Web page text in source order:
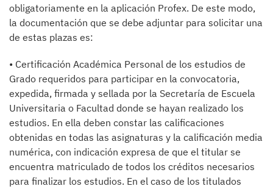
obligatoriamente en la aplicación Profex. De este modo,
la documentación que se debe adjuntar para solicitar una
de estas plazas es:
• Certificación Académica Personal de los estudios de
Grado requeridos para participar en la convocatoria,
expedida, firmada y sellada por la Secretaría de Escuela
Universitaria o Facultad donde se hayan realizado los
estudios. En ella deben constar las calificaciones
obtenidas en todas las asignaturas y la calificación media
numérica, con indicación expresa de que el titular se
encuentra matriculado de todos los créditos necesarios
para finalizar los estudios. En el caso de los titulados